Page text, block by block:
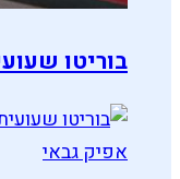
בוריטו